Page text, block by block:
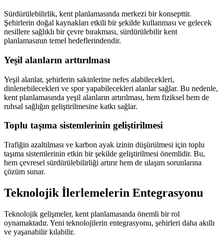
Sürdürülebilirlik, kent planlamasında merkezi bir konsepttir.
Şehirlerin doğal kaynakları etkili bir şekilde kullanması ve gelecek
nesillere sağlıklı bir çevre bırakması, sürdürülebilir kent
planlamasının temel hedeflerindendir.
Yeşil alanların arttırılması
Yeşil alanlar, şehirlerin sakinlerine nefes alabilecekleri,
dinlenebilecekleri ve spor yapabilecekleri alanlar sağlar. Bu nedenle,
kent planlamasında yeşil alanların artırılması, hem fiziksel hem de
ruhsal sağlığın geliştirilmesine katkı sağlar.
Toplu taşıma sistemlerinin geliştirilmesi
Trafiğin azaltılması ve karbon ayak izinin düşürülmesi için toplu
taşıma sistemlerinin etkin bir şekilde geliştirilmesi önemlidir. Bu,
hem çevresel sürdürülebilirliği artırır hem de ulaşım sorunlarına
çözüm sunar.
Teknolojik İlerlemelerin Entegrasyonu
Teknolojik gelişmeler, kent planlamasında önemli bir rol
oynamaktadır. Yeni teknolojilerin entegrasyonu, şehirleri daha akıllı
ve yaşanabilir kılabilir.